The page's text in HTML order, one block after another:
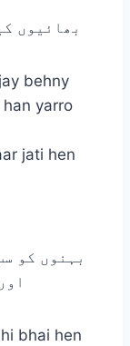
behny
yarro
jati hen
بہنوں کو
bhai hen